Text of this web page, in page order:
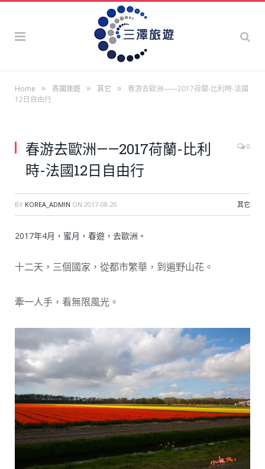
Home » 各國旅遊 » 其它 »
春游去歐洲——2017荷蘭-比利時-法國
12日自由行
春游去歐洲——2017荷蘭-比利
時-法國12日自由行
0
BY KOREA_ADMIN ON 2017-08-20 其它
2017年4月，蜜月，春遊，去歐洲。
十二天，三個國家，從都市繁華，到遍野山花。
牽一人手，看無限風光。